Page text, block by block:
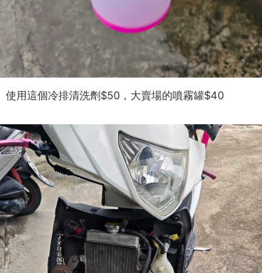
使用這個冷排清洗劑$50，大賣場的噴霧罐$40